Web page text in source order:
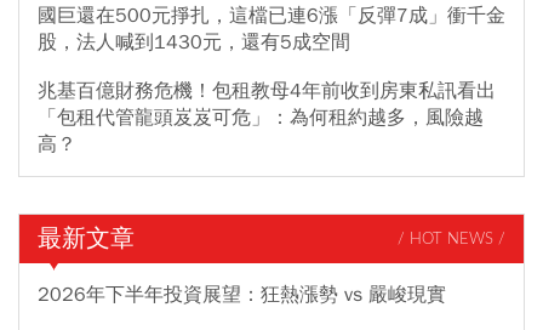
國巨還在500元掙扎，這檔已連6漲「反彈7成」衝千金
股，法人喊到1430元，還有5成空間
兆基百億財務危機！包租教母4年前收到房東私訊看出
「包租代管龍頭岌岌可危」：為何租約越多，風險越
高？
最新文章 / HOT NEWS /
2026年下半年投資展望：狂熱漲勢 vs 嚴峻現實